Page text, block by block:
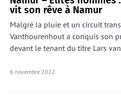
vit son rêve à Namur
Malgré la pluie et un circuit
Vanthourenhout a conquis son
devant le tenant du titre Lars
6 novembre 2022